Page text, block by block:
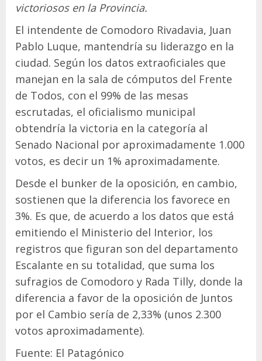
victoriosos en la Provincia.
El intendente de Comodoro Rivadavia, Juan
Pablo Luque, mantendría su liderazgo en la
ciudad. Según los datos extraoficiales que
manejan en la sala de cómputos del Frente
de Todos, con el 99% de las mesas
escrutadas, el oficialismo municipal
obtendría la victoria en la categoría al
Senado Nacional por aproximadamente 1.000
votos, es decir un 1% aproximadamente.
Desde el bunker de la oposición, en cambio,
sostienen que la diferencia los favorece en
3%. Es que, de acuerdo a los datos que está
emitiendo el Ministerio del Interior, los
registros que figuran son del departamento
Escalante en su totalidad, que suma los
sufragios de Comodoro y Rada Tilly, donde la
diferencia a favor de la oposición de Juntos
por el Cambio sería de 2,33% (unos 2.300
votos aproximadamente).
Fuente: El Patagónico